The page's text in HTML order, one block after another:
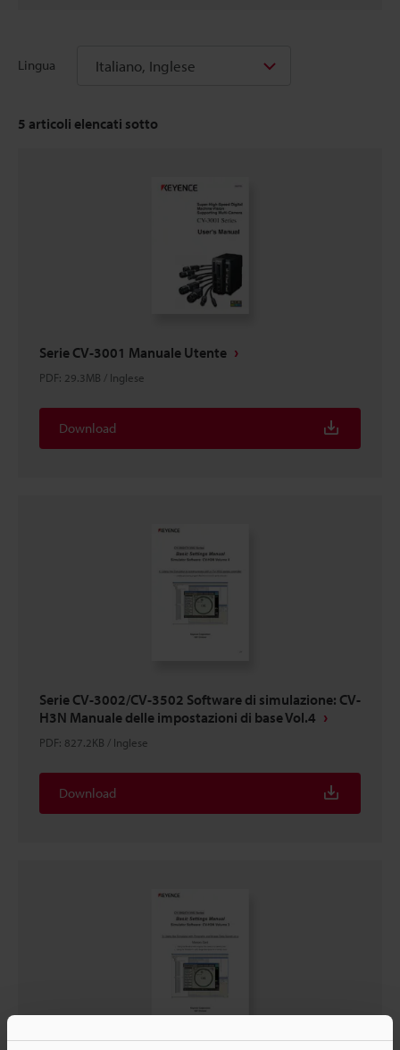
Lingua Italiano, Inglese
5 articoli elencati sotto
Serie CV-3001 Manuale Utente
PDF: 29.3MB / Inglese
Download
Serie CV-3002/CV-3502 Software di simulazione: CV-
H3N Manuale delle impostazioni di base Vol.4
PDF: 827.2KB / Inglese
Download